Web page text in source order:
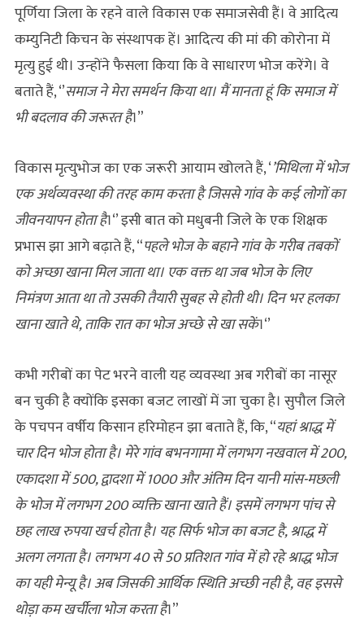
पूर्णिया जिला के रहने वाले विकास एक समाजसेवी हैं। वे आदित्य
कम्युनिटी किचन के संस्थापक हें। आदित्‍य की मां की कोरोना में
मृत्यु हुई थी। उन्‍होंने फैसला किया कि वे साधारण भोज करेंगे। वे
बताते हैं, ‘’समाज ने मेरा समर्थन किया था। मैं मानता हूं कि समाज में
भी बदलाव की जरूरत है।”
विकास मृत्‍युभोज का एक जरूरी आयाम खोलते हैं, ‘’मिथिला में भोज
एक अर्थव्यवस्था की तरह काम करता है जिससे गांव के कई लोगों का
जीवनयापन होता है।‘’ इसी बात को मधुबनी जिले के एक शिक्षक
प्रभास झा आगे बढ़ाते हैं, “पहले भोज के बहाने गांव के गरीब तबकों
को अच्छा खाना मिल जाता था। एक वक्त था जब भोज के लिए
निमंत्रण आता था तो उसकी तैयारी सुबह से होती थी। दिन भर हलका
खाना खाते थे, ताकि रात का भोज अच्छे से खा सकें।‘’
कभी गरीबों का पेट भरने वाली यह व्‍यवस्‍था अब गरीबोंका नासूर
बनचुकी है क्‍योंकि इसका बजट लाखों में जा चुका है। सुपौल जिले
के पचपन वर्षीय किसान हरिमोहन झा बताते हैं, कि, “यहां श्राद्ध में
चार दिन भोज होता है। मेरे गांव बभनगामा में लगभग नखवाल में 200,
एकादशा में 500, द्वादशा में 1000 और अंतिम दिन यानी मांस-मछली
के भोज में लगभग 200 व्यक्ति खाना खाते हैं। इसमें लगभग पांच से
छह लाख रुपया खर्च होता है। यह सिर्फ भोज का बजट है, श्राद्ध में
अलग लगता है। लगभग 40 से 50 प्रतिशत गांव में हो रहे श्राद्ध भोज
का यही मेन्यू है। अब जिसकी आर्थिक स्थिति अच्छी नही है, वह इससे
थोड़ा कम खर्चीला भोज करता है।”